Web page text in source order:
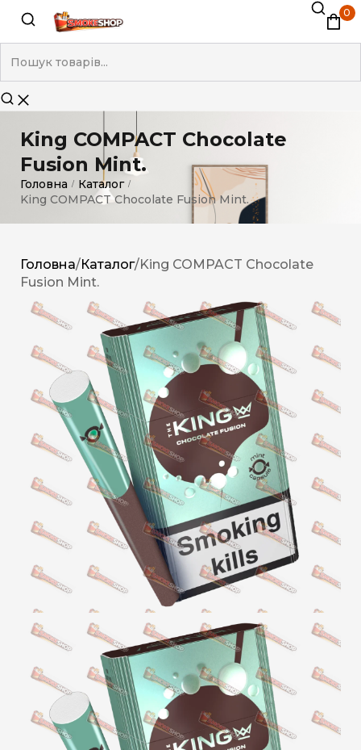
0
King COMPACT Chocolate
Fusion Mint.
Головна / Каталог /
King COMPACT Chocolate Fusion Mint.
Головна/Каталог/King COMPACT Chocolate
Fusion Mint.